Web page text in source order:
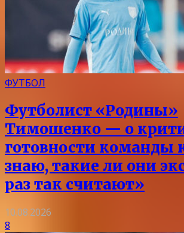
ФУТБОЛ
Футболист «Родины»
Тимошенко — о
готовности команды
знаю, такие ли они
раз так считают»
10.08.2026
8